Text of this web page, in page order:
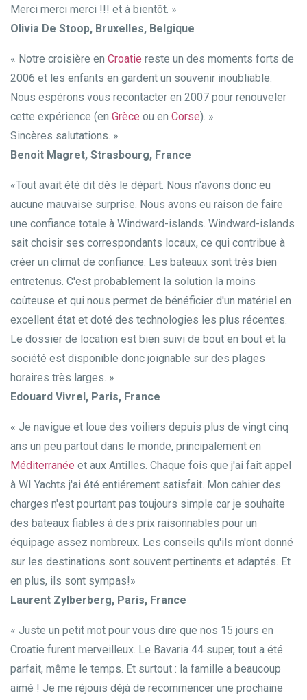
Merci merci merci !!! et à bientôt. »
Olivia De Stoop, Bruxelles, Belgique
« Notre croisière en Croatie reste un des moments forts de
2006 et les enfants en gardent un souvenir inoubliable.
Nous espérons vous recontacter en 2007 pour renouveler
cette expérience (en Grèce ou en Corse). »
Sincères salutations. »
Benoit Magret, Strasbourg, France
«Tout avait été dit dès le départ. Nous n'avons donc eu
aucune mauvaise surprise. Nous avons eu raison de faire
une confiance totale à Windward-islands. Windward-islands
sait choisir ses correspondants locaux, ce qui contribue à
créer un climat de confiance. Les bateaux sont très bien
entretenus. C'est probablement la solution la moins
coûteuse et qui nous permet de bénéficier d'un matériel en
excellent état et doté des technologies les plus récentes.
Le dossier de location est bien suivi de bout en bout et la
société est disponible donc joignable sur des plages
horaires très larges. »
Edouard Vivrel, Paris, France
« Je navigue et loue des voiliers depuis plus de vingt cinq
ans un peu partout dans le monde, principalement en
Méditerranée et aux Antilles. Chaque fois que j'ai fait appel
à WI Yachts j'ai été entiérement satisfait. Mon cahier des
charges n'est pourtant pas toujours simple car je souhaite
des bateaux fiables à des prix raisonnables pour un
équipage assez nombreux. Les conseils qu'ils m'ont donné
sur les destinations sont souvent pertinents et adaptés. Et
en plus, ils sont sympas!»
Laurent Zylberberg, Paris, France
« Juste un petit mot pour vous dire que nos 15 jours en
Croatie furent merveilleux. Le Bavaria 44 super, tout a été
parfait, même le temps. Et surtout : la famille a beaucoup
aimé ! Je me réjouis déjà de recommencer une prochaine